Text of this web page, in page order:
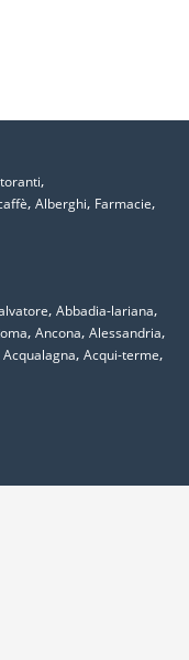
,
, Alberghi, Farmacie,
, Abbadia-lariana,
, Ancona, Alessandria,
Acqualagna, Acqui-terme,